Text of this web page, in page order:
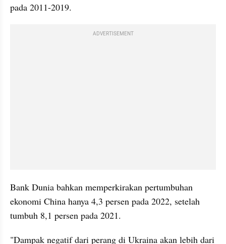
pada 2011-2019.
ADVERTISEMENT
Bank Dunia bahkan memperkirakan pertumbuhan
ekonomi China hanya 4,3 persen pada 2022, setelah
tumbuh 8,1 persen pada 2021.
"Dampak negatif dari perang di Ukraina akan lebih dari